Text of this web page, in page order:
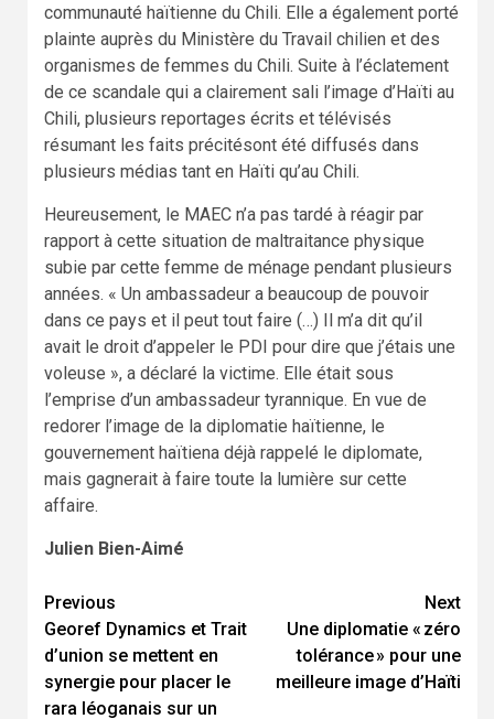
communauté haïtienne du Chili. Elle a également porté
plainte auprès du Ministère du Travail chilien et des
organismes de femmes du Chili. Suite à l’éclatement
de ce scandale qui a clairement sali l’image d’Haïti au
Chili, plusieurs reportages écrits et télévisés
résumant les faits précitésont été diffusés dans
plusieurs médias tant en Haïti qu’au Chili.
Heureusement, le MAEC n’a pas tardé à réagir par
rapport à cette situation de maltraitance physique
subie par cette femme de ménage pendant plusieurs
années. « Un ambassadeur a beaucoup de pouvoir
dans ce pays et il peut tout faire (…) Il m’a dit qu’il
avait le droit d’appeler le PDI pour dire que j’étais une
voleuse », a déclaré la victime. Elle était sous
l’emprise d’un ambassadeur tyrannique. En vue de
redorer l’image de la diplomatie haïtienne, le
gouvernement haïtiena déjà rappelé le diplomate,
mais gagnerait à faire toute la lumière sur cette
affaire.
Julien Bien-Aimé
Continue
Reading
Previous
Georef Dynamics et Trait
d’union se mettent en
synergie pour placer le
rara léoganais sur un
Next
Une diplomatie « zéro
tolérance » pour une
meilleure image d’Haïti